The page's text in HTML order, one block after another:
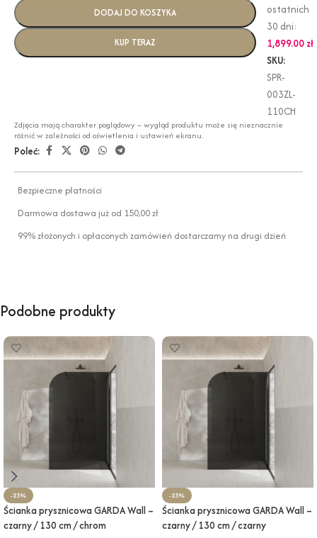
DODAJ DO KOSZYKA
KUP TERAZ
ostatnich
30 dni:
1,899.00 zł
SKU:
SPR-
003ZL-
110CH
Zdjęcia mają charakter poglądowy – wygląd produktu może się nieznacznie
różnić w zależności od oświetlenia i ustawień ekranu.
Poleć:
Bezpieczne płatności
Darmowa dostawa już od 150,00 zł
99% złożonych i opłaconych zamówień dostarczamy na drugi dzień
Podobne produkty
-23%
Ścianka prysznicowa GARDA Wall –
czarny / 130 cm / chrom
-23%
Ścianka prysznicowa GARDA Wall –
czarny / 130 cm / czarny